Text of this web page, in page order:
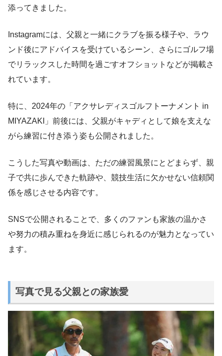
添ってきました。
Instagramには、父親と一緒にクラブを振る様子や、ラウ
ンド後にアドバイスを受けているシーン、さらにゴルフ場
でリラックスした時間を過ごすオフショットなどが掲載さ
れています。
特に、2024年の「アクサレディスゴルフトーナメント in
MIYAZAKI」前後には、父親がキャディとして娘を支えな
がら練習に付き添う姿も公開されました。
こうした写真や動画は、ただの練習風景にとどまらず、親
子で共に歩んできた軌跡や、競技生活に欠かせない信頼関
係を感じさせる内容です。
SNSで公開されることで、多くのファンも家族の温かさ
や努力の積み重ねを身近に感じられるのが魅力となってい
ます。
写真で見る父親との家族愛